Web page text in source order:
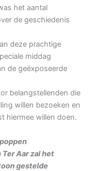
het aantal
de geschiedenis
deze prachtige
middag
de geëxposeerde
belangstellenden die
willen bezoeken en
hiermee willen doen.
Aar zal het
gestelde